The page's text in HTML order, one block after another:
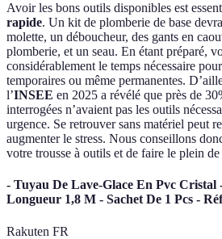
Avoir les bons outils disponibles est
rapide. Un kit de plomberie de base
molette, un déboucheur, des gants en
plomberie, et un seau. En étant préparé,
considérablement le temps nécessaire
temporaires ou même permanentes.
l’INSEE en 2025 a révélé que près de
interrogées n’avaient pas les outils
urgence. Se retrouver sans matériel peut
augmenter le stress. Nous conseillons
votre trousse à outils et de faire le plein
- Tuyau De Lave-Glace En Pvc Cristal
Longueur 1,8 M - Sachet De 1 Pcs -
Rakuten FR